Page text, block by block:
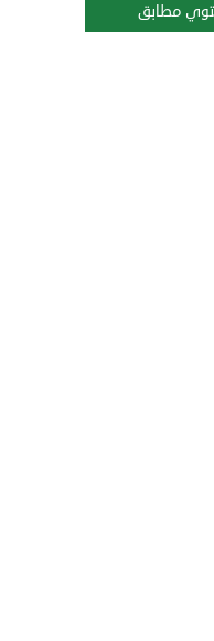
مطابق